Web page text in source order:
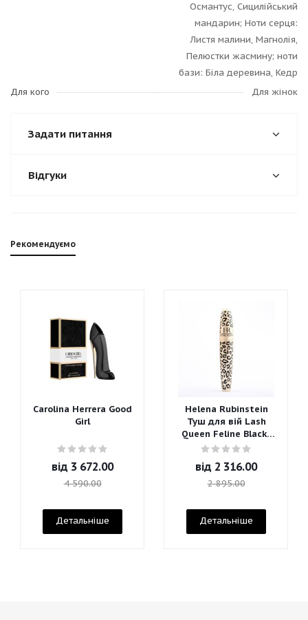
Османтус, Сицилійський
мандарин; Ноти серця:
Листя малини, Магнолія,
Пелюстки жасмину; ноти
бази: Біла деревина, Кедр
Для кого
Для жінок
Задати питання
Відгуки
Рекомендуємо
Carolina Herrera Good
Girl
від 3 672.00
4 590.00
Детальніше
Helena Rubinstein
Туш для вій Lash
Queen Feline Blacks
Mascara
від 2 316.00
2 895.00
Детальніше